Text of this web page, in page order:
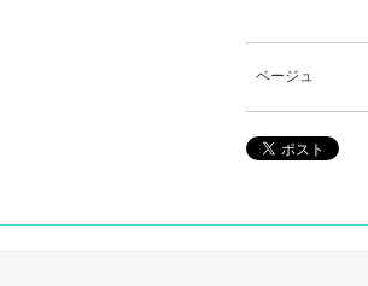
ベージュ